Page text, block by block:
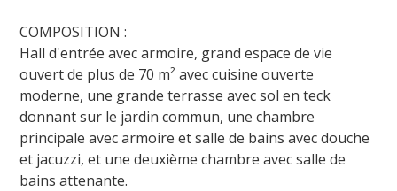
COMPOSITION :
Hall d'entrée avec armoire, grand espace de vie
ouvert de plus de 70 m² avec cuisine ouverte
moderne, une grande terrasse avec sol en teck
donnant sur le jardin commun, une chambre
principale avec armoire et salle de bains avec douche
et jacuzzi, et une deuxième chambre avec salle de
bains attenante.